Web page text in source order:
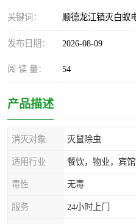
关键词： 顺德龙江镇灭白蚁
发布日期： 2026-08-09
阅 读 量： 54
产品描述
消灭对象 灭鼠除虫
适用行业 餐饮，物业，宾
毒性 无毒
服务 24小时上门